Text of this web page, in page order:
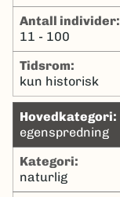
antall individer:
11 - 100
tidsrom:
kun historisk
hovedkategori:
egenspredning
kategori:
naturlig